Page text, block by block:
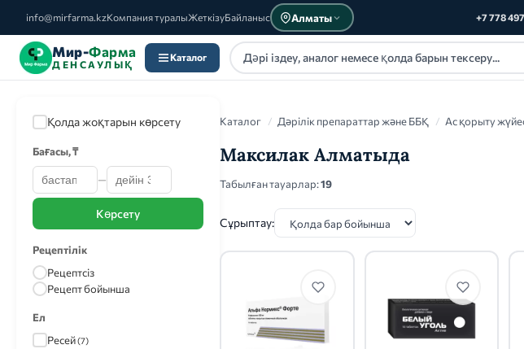
info@mirfarma.kzКомпания туралыЖеткізуБайланыс Алматы +7 778
Мир-Фарма
ДЕНСАУЛЫҚ
Каталог
Каталог
Қолда жоқтарын көрсету
Бағасы, ₸
—
Көрсету
Рецептілік
Рецептсіз
Рецепт бойынша
Ел
Ресей(7)
Каталог / Дәрілік препараттар және ББҚ / Ас қорыту
Максилак Алматыда
Табылған тауарлар:19
Сұрыптау: